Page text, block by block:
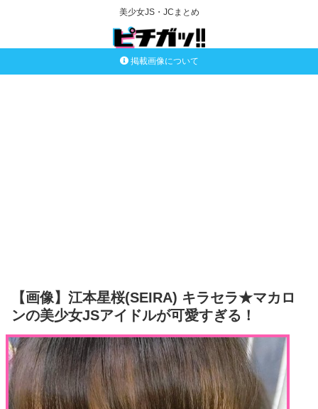
美少女JS・JCまとめ
掲載画像について
【画像】江本星桜(SEIRA) キラセラ★マカロ
ンの美少女JSアイドルが可愛すぎる！